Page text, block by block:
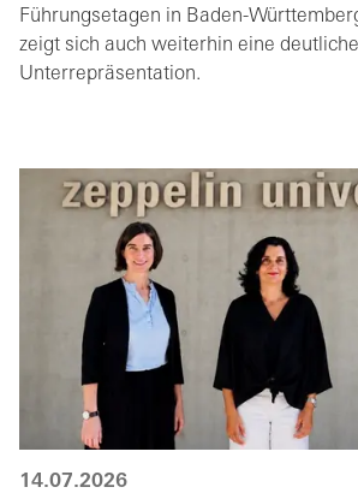
Führungsetagen in Baden-
zeigt sich auch weiterhin eine deutliche
Unterrepräsentation.
14.07.2026